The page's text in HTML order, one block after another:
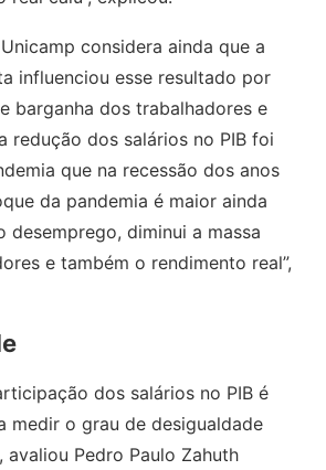
considera ainda que a
influenciou esse resultado por
barganha dos trabalhadores e
redução dos salários no PIB foi
que na recessão dos anos
da pandemia é maior ainda
desemprego, diminui a massa
e também o rendimento real”,
dos salários no PIB é
medir o grau de desigualdade
avaliou Pedro Paulo Zahuth